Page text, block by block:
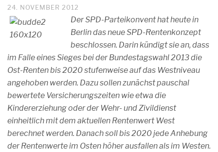
24. NOVEMBER 2012
Der SPD-Parteikonvent hat heute in
Berlin das neue SPD-Rentenkonzept
beschlossen. Darin kündigt sie an, dass
im Falle eines Sieges bei der Bundestagswahl 2013 die
Ost-Renten bis 2020 stufenweise auf das Westniveau
angehoben werden. Dazu sollen zunächst pauschal
bewertete Versicherungszeiten wie etwa die
Kindererziehung oder der Wehr- und Zivildienst
einheitlich mit dem aktuellen Rentenwert West
berechnet werden. Danach soll bis 2020 jede Anhebung
der Rentenwerte im Osten höher ausfallen als im Westen.